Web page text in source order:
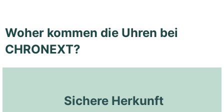
Woher kommen die Uhren bei
CHRONEXT?
Sichere Herkunft